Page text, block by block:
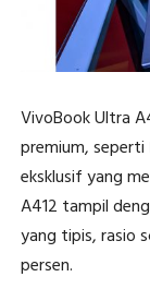
VivoBook Ultra
premium, seperti
eksklusif yang
A412 tampil
yang tipis, rasio
persen.